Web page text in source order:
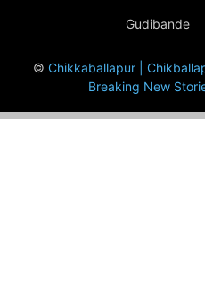
Gudibande
© Chikkaballapur |
Breaking New